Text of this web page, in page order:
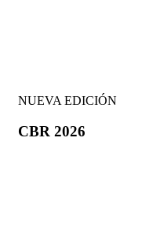
NUEVA EDICIÓN
CBR 2026